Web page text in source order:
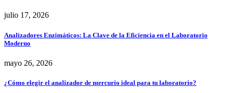
julio 17, 2026
Analizadores Enzimáticos: La Clave de la Eficiencia en el Laboratorio
Moderno
mayo 26, 2026
¿Cómo elegir el analizador de mercurio ideal para tu laboratorio?